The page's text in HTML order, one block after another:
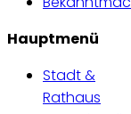
Hauptmenü
Stadt &
Rathaus